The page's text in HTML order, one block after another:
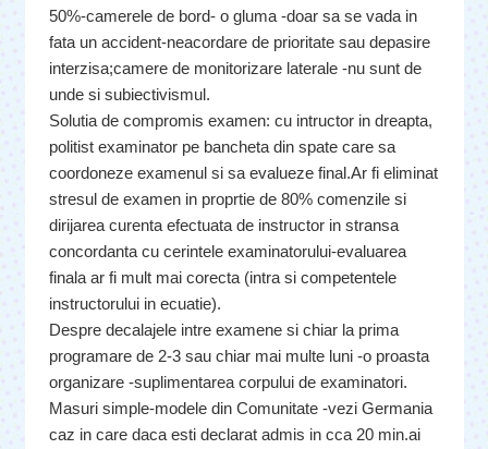
50%-camerele de bord- o gluma -doar sa se vada in
fata un accident-neacordare de prioritate sau depasire
interzisa;camere de monitorizare laterale -nu sunt de
unde si subiectivismul.
Solutia de compromis examen: cu intructor in dreapta,
politist examinator pe bancheta din spate care sa
coordoneze examenul si sa evalueze final.Ar fi eliminat
stresul de examen in proprtie de 80% comenzile si
dirijarea curenta efectuata de instructor in stransa
concordanta cu cerintele examinatorului-evaluarea
finala ar fi mult mai corecta (intra si competentele
instructorului in ecuatie).
Despre decalajele intre examene si chiar la prima
programare de 2-3 sau chiar mai multe luni -o proasta
organizare -suplimentarea corpului de examinatori.
Masuri simple-modele din Comunitate -vezi Germania
caz in care daca esti declarat admis in cca 20 min.ai